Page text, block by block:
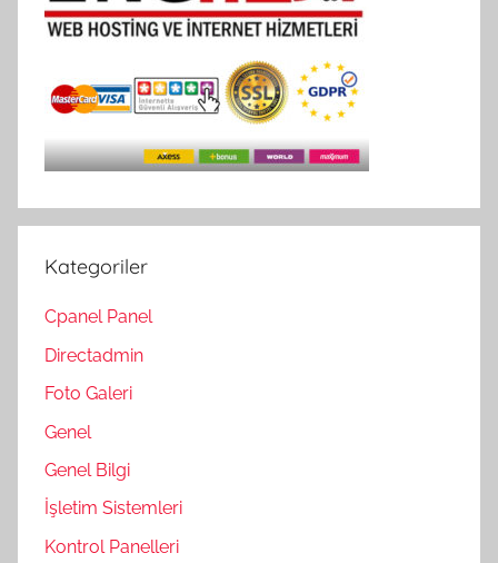
Kategoriler
Cpanel Panel
Directadmin
Foto Galeri
Genel
Genel Bilgi
İşletim Sistemleri
Kontrol Panelleri